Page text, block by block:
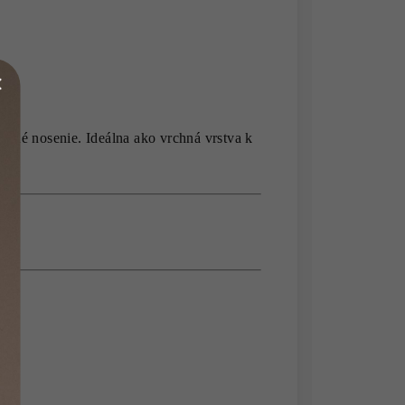
nosenie. Ideálna ako vrchná vrstva k